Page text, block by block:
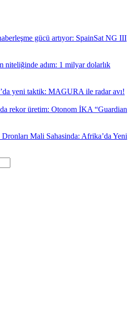
gücü artıyor: SpainSat NG III
niteliğinde adım: 1 milyar dolarlık
yeni taktik: MAGURA ile radar avı!
rekor üretim: Otonom İKA “Guardian
Dronları Mali Sahasinda: Afrika’da Yeni